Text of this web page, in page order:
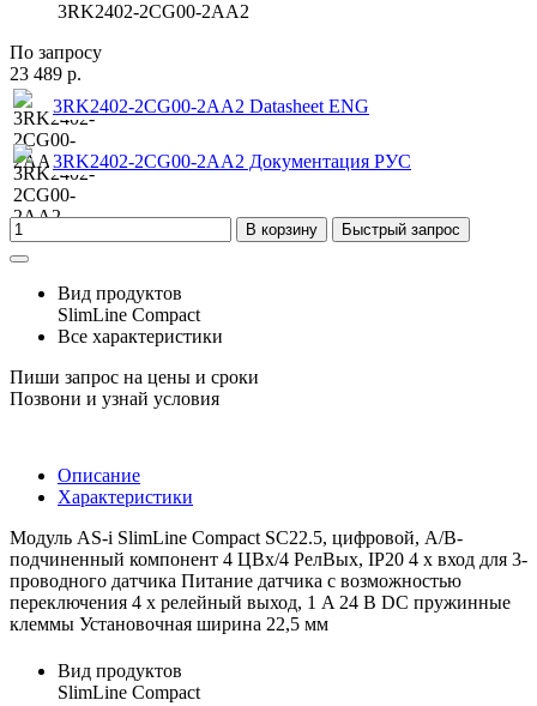
3RK2402-2CG00-2AA2
По запросу
23 489 р.
3RK2402-2CG00-2AA2 Datasheet ENG
3RK2402-2CG00-2AA2 Документация РУС
В корзину Быстрый запрос
Вид продуктов
SlimLine Compact
Все характеристики
Пиши запрос на цены и сроки
Позвони и узнай условия
Описание
Характеристики
Модуль AS-i SlimLine Compact SC22.5, цифровой, A/B-
подчиненный компонент 4 ЦВх/4 РелВых, IP20 4 x вход для 3-
проводного датчика Питание датчика с возможностью
переключения 4 x релейный выход, 1 A 24 В DC пружинные
клеммы Установочная ширина 22,5 мм
Вид продуктов
SlimLine Compact